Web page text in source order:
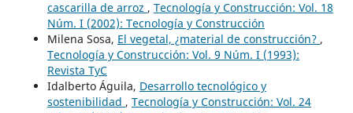
cascarilla de arroz , Tecnología y Construcción: Vol. 18
Núm. I (2002): Tecnología y Construcción
Milena Sosa, El vegetal, ¿material de construcción? ,
Tecnología y Construcción: Vol. 9 Núm. I (1993):
Revista TyC
Idalberto Águila, Desarrollo tecnológico y
sostenibilidad , Tecnología y Construcción: Vol. 24